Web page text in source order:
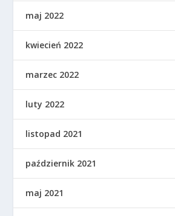
maj 2022
kwiecień 2022
marzec 2022
luty 2022
listopad 2021
październik 2021
maj 2021